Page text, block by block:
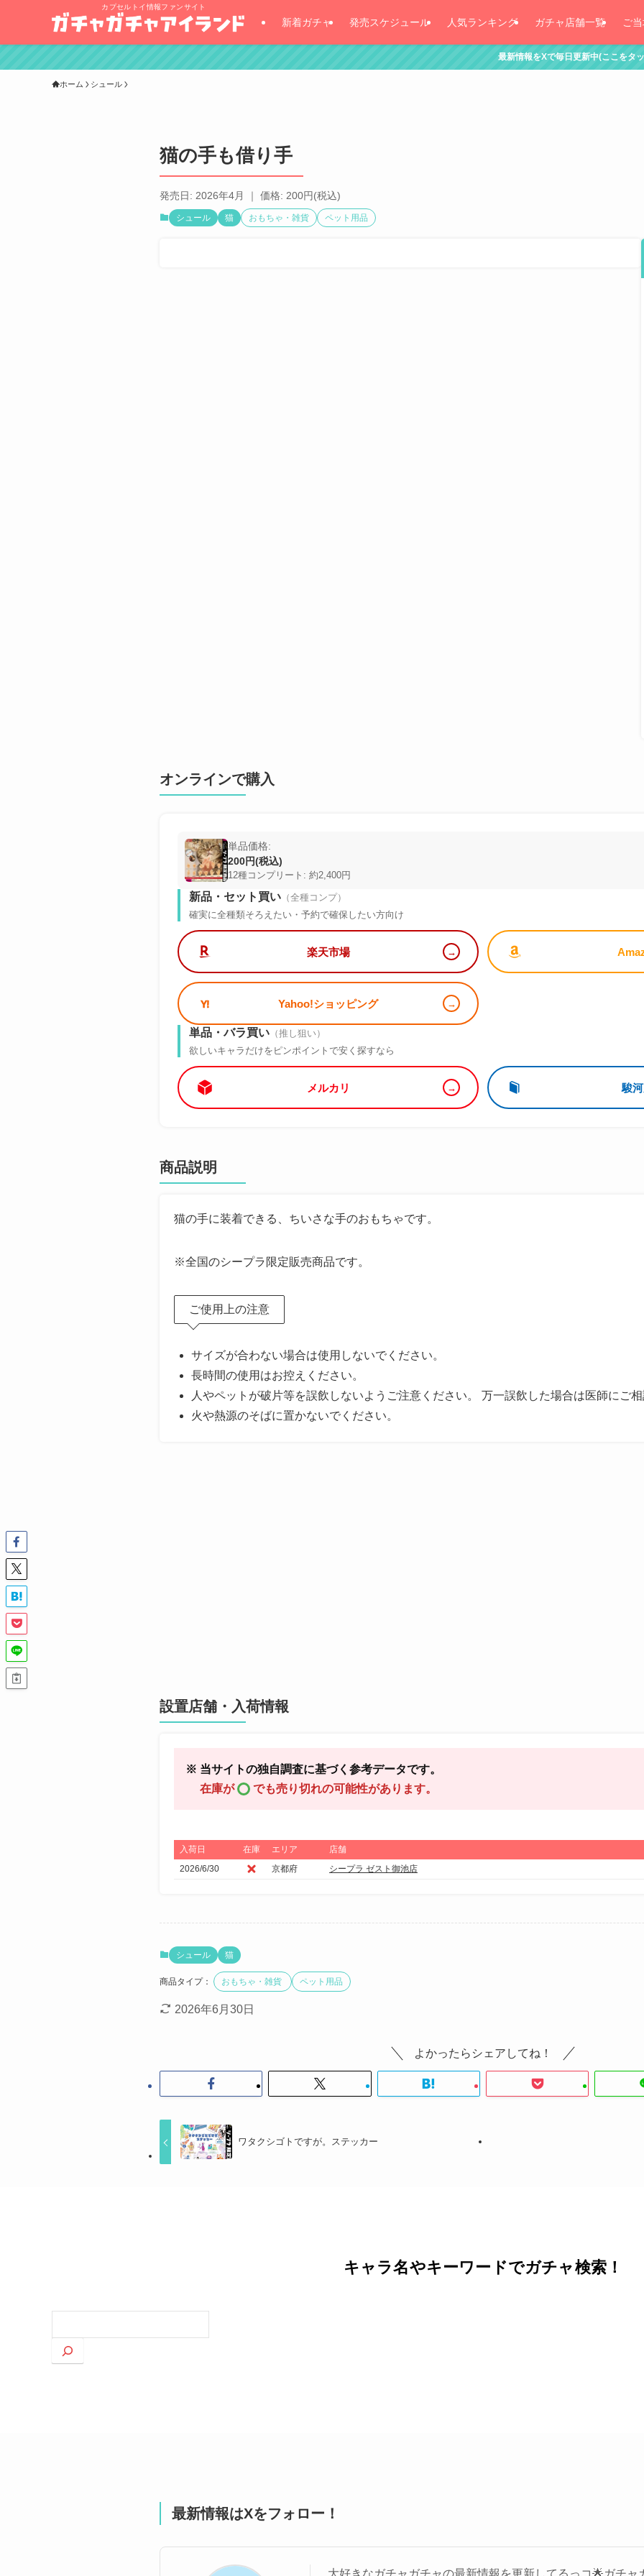
カプセルトイ情報ファンサイト
新着ガチャ 発売スケジュール 人気ランキング ガチャ店舗一覧 ご
最新情報をXで毎日更新中(ここをタッチ！)
ホーム シュール
猫の手も借り手
発売日: 2026年4月 ｜ 価格: 200円(税込)
シュール 猫 おもちゃ・雑貨 ペット用品
オンラインで購入
単品価格:
200円(税込)
12種コンプリート: 約2,400円
新品・セット買い （全種コンプ）
確実に全種類そろえたい・予約で確保したい方向け
楽天市場
Yahoo!ショッピング
単品・バラ買い （推し狙い）
欲しいキャラだけをピンポイントで安く探すなら
メルカリ 駿
商品説明
猫の手に装着できる、ちいさな手のおもちゃです。
※全国のシープラ限定販売商品です。
ご使用上の注意
サイズが合わない場合は使用しないでください。
長時間の使用はお控えください。
人やペットが破片等を誤飲しないようご注意ください。 万一誤飲した場合は医師にご
火や熱源のそばに置かないでください。
設置店舗・入荷情報
※ 当サイトの独自調査に基づく参考データです。
在庫が
でも売り切れの可能性があります。
入荷日 在庫 エリア
店舗
2026/6/30
京都府 シープラ ゼスト御池店
シュール 猫
商品タイプ： おもちゃ・雑貨 ペット用品
2026年6月30日
よかったらシェアしてね！
ワタクシゴトですが。ステッカー
キャラ名やキーワードでガチャ検索！
索
最新情報はXをフォロー！
大好きなガチャガチャの最新情報を更新してるっコ🌟ガチャ